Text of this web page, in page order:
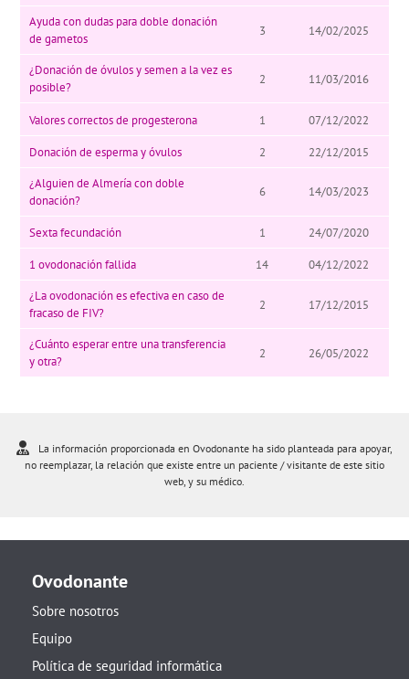
Ayuda con dudas para doble donación
de gametos
3 14/02/2025
¿Donación de óvulos y semen a la vez es
posible?
2 11/03/2016
Valores correctos de progesterona 1 07/12/2022
Donación de esperma y óvulos 2
22/12/2015
¿Alguien de Almería con doble
donación?
6 14/03/2023
Sexta fecundación 1 24/07/2020
1 ovodonación fallida 14
04/12/2022
¿La ovodonación es efectiva en caso de
fracaso de FIV?
2 17/12/2015
¿Cuánto esperar entre una transferencia
y otra?
2 26/05/2022
La información proporcionada en Ovodonante ha sido planteada para apoyar,
no reemplazar, la relación que existe entre un paciente / visitante de este sitio
web, y su médico.
Ovodonante
Sobre nosotros
Equipo
Política de seguridad informática